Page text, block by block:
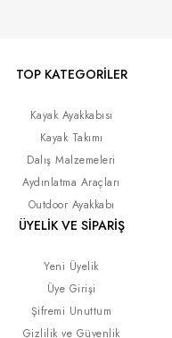
TOP KATEGORİLER
Kayak Ayakkabısı
Kayak Takımı
Dalış Malzemeleri
Aydınlatma Araçları
Outdoor Ayakkabı
ÜYELİK VE SİPARİŞ
Yeni Üyelik
Üye Girişi
Şifremi Unuttum
Gizlilik ve Güvenlik